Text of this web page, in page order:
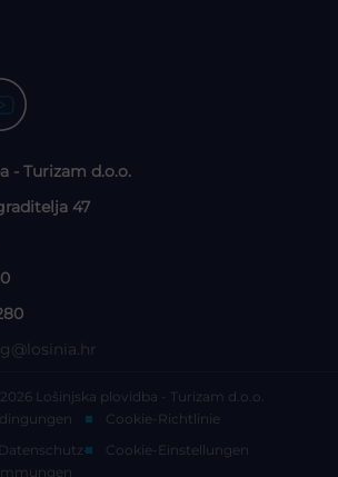
- Turizam d.o.o.
47
Lošinjska plovidba - Turizam d.o.o.
Cookie-Richtlinie
Datenschutz-
Cookie-Einstellungen